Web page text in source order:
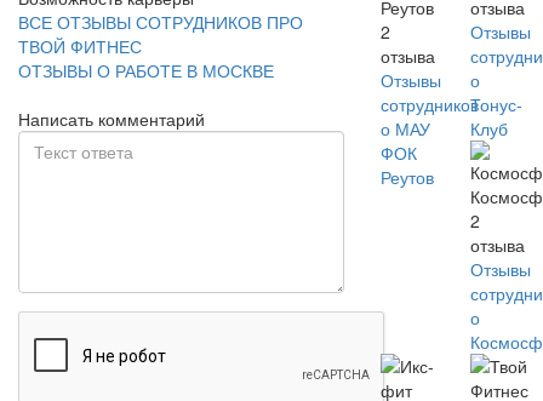
ВСЕ ОТЗЫВЫ СОТРУДНИКОВ ПРО
ТВОЙ ФИТНЕС
ОТЗЫВЫ О РАБОТЕ В МОСКВЕ
Написать комментарий
Реутов
2
отзыва
Отзывы
сотрудников
о МАУ
ФОК
Реутов
отзыва
Отзывы
о
Тонус-
Клуб
2
отзыва
Отзывы
о